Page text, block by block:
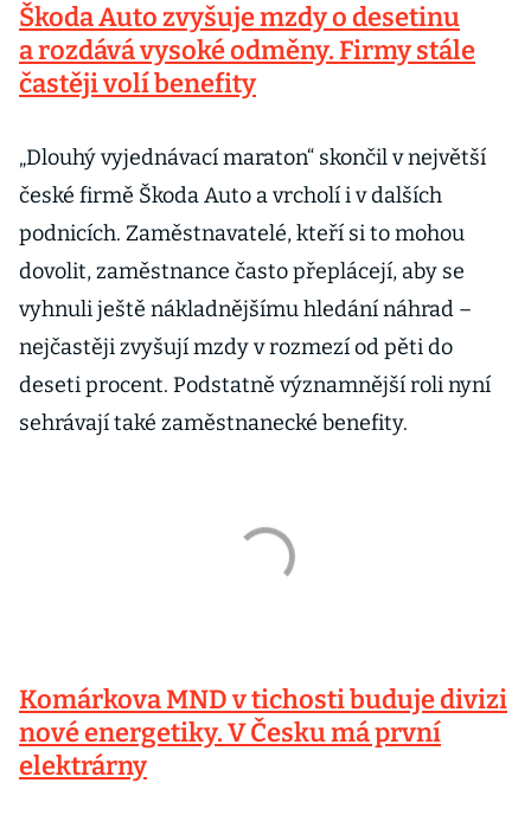
Škoda Auto zvyšuje mzdy o desetinu
a rozdává vysoké odměny. Firmy stále
častěji volí benefity
„Dlouhý vyjednávací maraton“ skončil v největší
české firmě Škoda Auto a vrcholí i v dalších
podnicích. Zaměstnavatelé, kteří si to mohou
dovolit, zaměstnance často přeplácejí, aby se
vyhnuli ještě nákladnějšímu hledání náhrad –
nejčastěji zvyšují mzdy v rozmezí od pěti do
deseti procent. Podstatně významnější roli nyní
sehrávají také zaměstnanecké benefity.
Komárkova MND v tichosti buduje divizi
nové energetiky. V Česku má první
elektrárny